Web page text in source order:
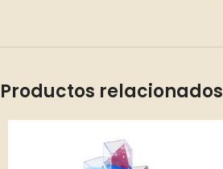
Productos relacionados